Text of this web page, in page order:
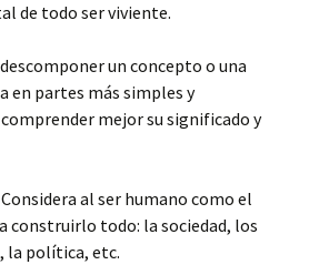
de todo ser viviente.
un concepto o una
en partes más simples y
mejor su significado y
Considera al ser humano como el
construirlo todo: la sociedad, los
la política, etc.